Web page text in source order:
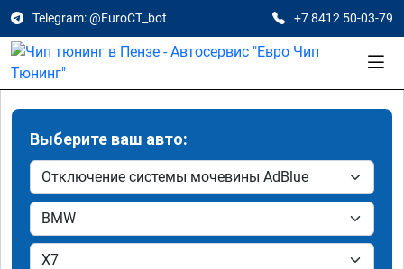
Telegram: @EuroCT_bot +7 8412 50-03-79
Выберите ваш авто: